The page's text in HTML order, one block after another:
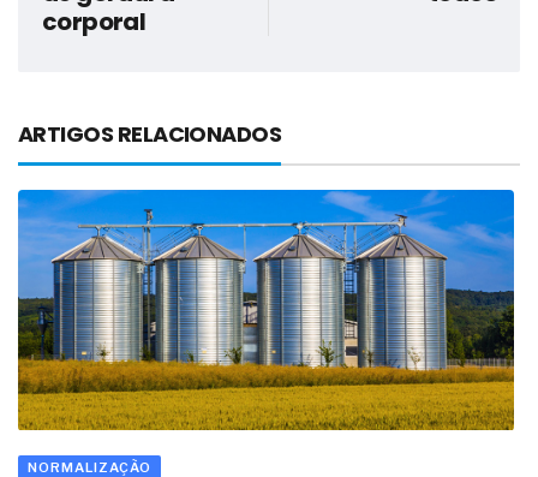
corporal
ARTIGOS RELACIONADOS
NORMALIZAÇÃO